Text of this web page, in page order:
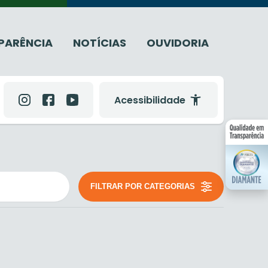
NOTÍCIAS OUVIDORIA
Acessibilidade
FILTRAR POR CATEGORIAS